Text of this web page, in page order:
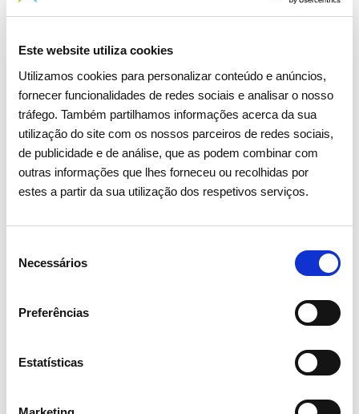
Este website utiliza cookies
Utilizamos cookies para personalizar conteúdo e anúncios,
fornecer funcionalidades de redes sociais e analisar o nosso
tráfego. Também partilhamos informações acerca da sua
utilização do site com os nossos parceiros de redes sociais,
de publicidade e de análise, que as podem combinar com
outras informações que lhes forneceu ou recolhidas por
estes a partir da sua utilização dos respetivos serviços.
Necessários
Preferências
Estatísticas